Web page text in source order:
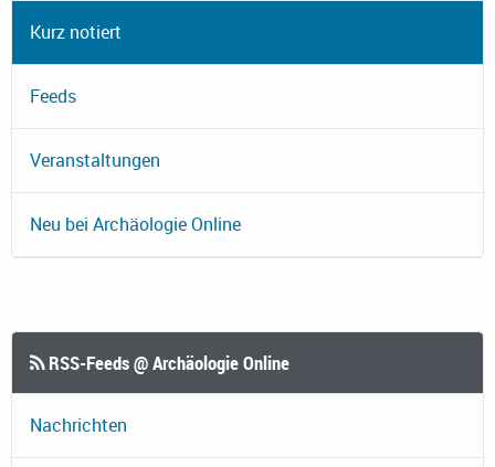
Kurz notiert
Feeds
Veranstaltungen
Neu bei Archäologie Online
RSS-Feeds @ Archäologie Online
Nachrichten